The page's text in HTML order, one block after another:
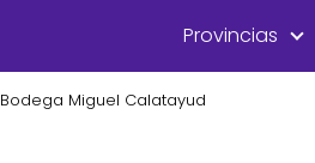
Provincias
Bodega Miguel Calatayud